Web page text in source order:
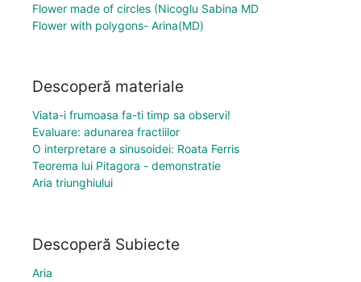
Flower made of circles (Nicoglu Sabina MD
Flower with polygons- Arina(MD)
Descoperă materiale
Viata-i frumoasa fa-ti timp sa observi!
Evaluare: adunarea fractiilor
O interpretare a sinusoidei: Roata Ferris
Teorema lui Pitagora - demonstratie
Aria triunghiului
Descoperă Subiecte
Aria